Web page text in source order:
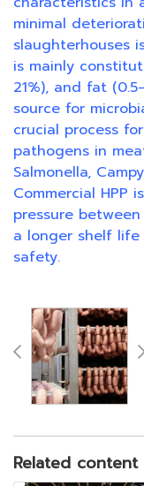
minimal
slaughterhouses
is mainly
21%), and fat
source for
crucial process
pathogens in
Salmonella,
Commercial HPP
pressure
a longer shelf life
safety.
Related content